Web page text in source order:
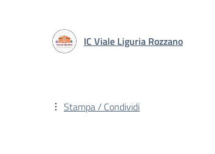
IC Viale Liguria Rozzano
Stampa / Condividi